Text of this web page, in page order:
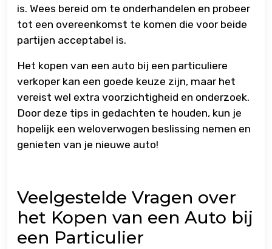
is. Wees bereid om te onderhandelen en probeer
tot een overeenkomst te komen die voor beide
partijen acceptabel is.
Het kopen van een auto bij een particuliere
verkoper kan een goede keuze zijn, maar het
vereist wel extra voorzichtigheid en onderzoek.
Door deze tips in gedachten te houden, kun je
hopelijk een weloverwogen beslissing nemen en
genieten van je nieuwe auto!
Veelgestelde Vragen over
het Kopen van een Auto bij
een Particulier